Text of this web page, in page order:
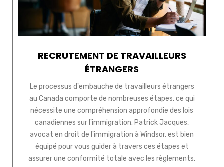
RECRUTEMENT DE TRAVAILLEURS
ÉTRANGERS
Le processus d'embauche de travailleurs étrangers
au Canada comporte de nombreuses étapes, ce qui
nécessite une compréhension approfondie des lois
canadiennes sur l'immigration. Patrick Jacques,
avocat en droit de l'immigration à Windsor, est bien
équipé pour vous guider à travers ces étapes et
assurer une conformité totale avec les règlements.